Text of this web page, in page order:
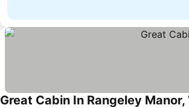
Great Cabin In Rangeley